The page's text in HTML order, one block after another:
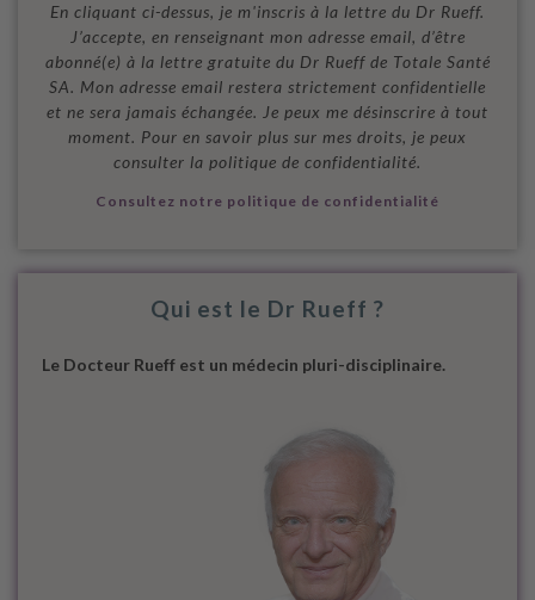
En cliquant ci-dessus, je m'inscris à la lettre du Dr Rueff.
J’accepte, en renseignant mon adresse email, d’être
abonné(e) à la lettre gratuite du Dr Rueff de Totale Santé
SA. Mon adresse email restera strictement confidentielle
et ne sera jamais échangée. Je peux me désinscrire à tout
moment. Pour en savoir plus sur mes droits, je peux
consulter la politique de confidentialité.
Consultez notre politique de confidentialité
Qui est le Dr Rueff ?
Le Docteur Rueff est un médecin pluri-disciplinaire.